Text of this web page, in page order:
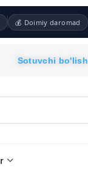
💰 Doimiy daromad
Sotuvchi bo'lish